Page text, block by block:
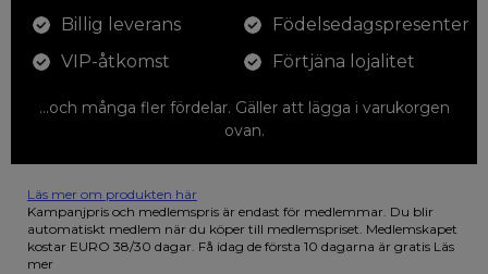
Billig leverans
VIP-åtkomst
Födelsedagspresenter
Förtjäna lojalitet
...och många fler fördelar. Gäller att lägga i varukorgen
ovan.
Läs mer om produkten här
12 färgpennor som du kan färglägga dina teckningar med. På
illustrationen på den vackra askan finns fjärilar i vilda fluorescerande
färger.
Kampanjpris och medlemspris är endast för medlemmar. Du blir
automatiskt medlem när du köper till medlemspriset. Medlemskapet
kostar EURO 38/30 dagar. Få idag de första 10 dagarna är gratis Läs
mer